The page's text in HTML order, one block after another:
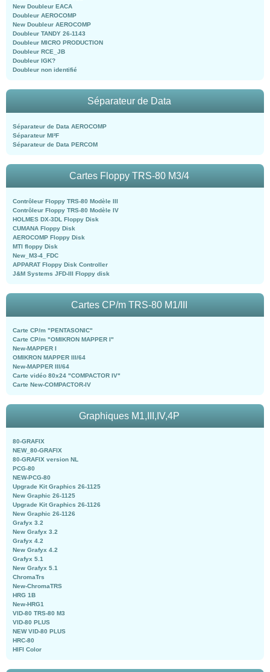
New Doubleur EACA
Doubleur AEROCOMP
New Doubleur AEROCOMP
Doubleur TANDY 26-1143
Doubleur MICRO PRODUCTION
Doubleur RCE_JB
Doubleur IGK?
Doubleur non identifié
Séparateur de Data
Séparateur de Data AEROCOMP
Séparateur MI²F
Séparateur de Data PERCOM
Cartes Floppy TRS-80 M3/4
Contrôleur Floppy TRS-80 Modèle III
Contrôleur Floppy TRS-80 Modèle IV
HOLMES DX-3DL Floppy Disk
CUMANA Floppy Disk
AEROCOMP Floppy Disk
MTI floppy Disk
New_M3-4_FDC
APPARAT Floppy Disk Controller
J&M Systems JFD-III Floppy disk
Cartes CP/m TRS-80 M1/III
Carte CP/m "PENTASONIC"
Carte CP/m "OMIKRON MAPPER I"
New-MAPPER I
OMIKRON MAPPER III/64
New-MAPPER III/64
Carte vidéo 80x24 "COMPACTOR IV"
Carte New-COMPACTOR-IV
Graphiques M1,III,IV,4P
80-GRAFIX
NEW_80-GRAFIX
80-GRAFIX version NL
PCG-80
NEW-PCG-80
Upgrade Kit Graphics 26-1125
New Graphic 26-1125
Upgrade Kit Graphics 26-1126
New Graphic 26-1126
Grafyx 3.2
New Grafyx 3.2
Grafyx 4.2
New Grafyx 4.2
Grafyx 5.1
New Grafyx 5.1
ChromaTrs
New-ChromaTRS
HRG 1B
New-HRG1
VID-80 TRS-80 M3
VID-80 PLUS
NEW VID-80 PLUS
HRC-80
HIFI Color